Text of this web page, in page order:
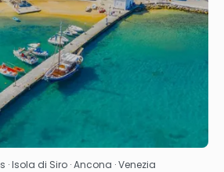
Vedere
· Isola di Siro · Ancona · Venezia